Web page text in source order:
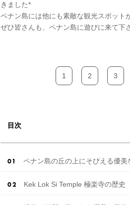
きました*
ペナン島には他にも素敵な観光スポット
ぜひ皆さんも、ペナン島に遊びに来て
1 2 3
目次
ペナン島の丘の上にそびえる優美
Kek Lok Si Temple 極楽寺の歴史